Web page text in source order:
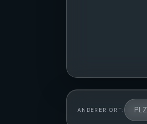
ANDERER ORT: